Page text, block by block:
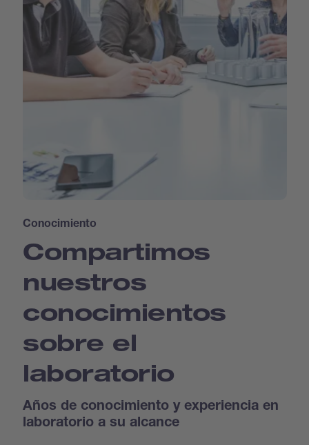
Conocimiento
Compartimos
nuestros
conocimientos
sobre el
laboratorio
Años de conocimiento y experiencia en
laboratorio a su alcance